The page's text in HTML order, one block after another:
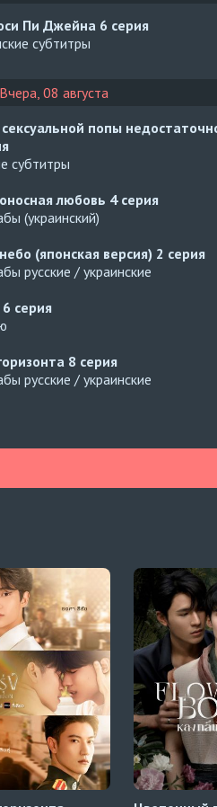
Пи Джейна 6 серия
субтитры
Вчера, 08 августа
попы
субтитры
любовь 4 серия
(украинский)
(японская версия) 2 серия
русские / украинские
6 серия
8 серия
русские / украинские